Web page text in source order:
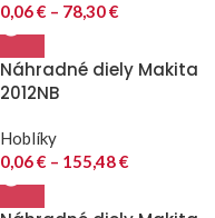
0,06€ – 78,30€
Náhradné diely Makita
2012NB
Hoblíky
0,06€ – 155,48€